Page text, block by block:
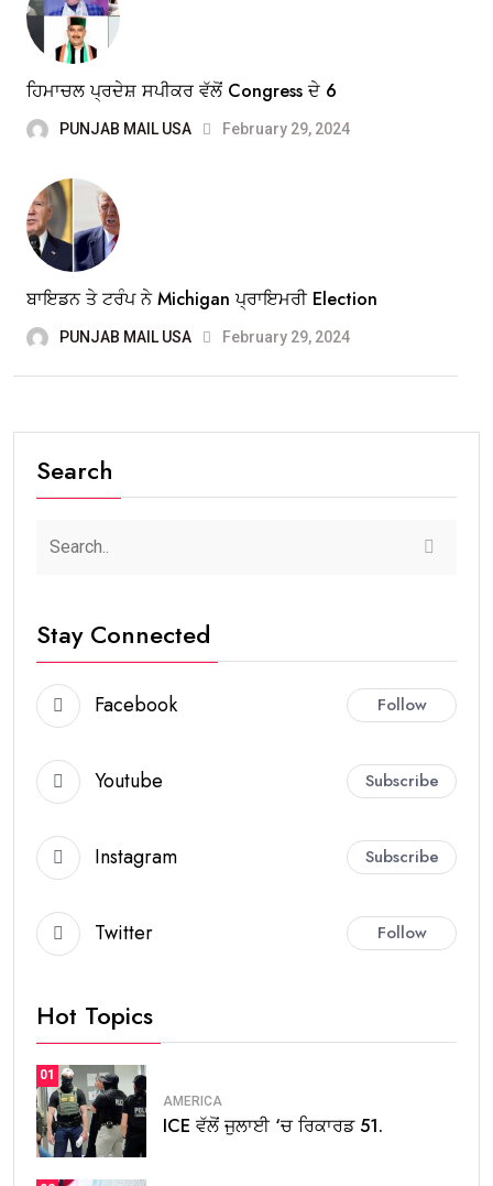
ਹਿਮਾਚਲ ਪ੍ਰਦੇਸ਼ ਸਪੀਕਰ ਵੱਲੋਂ Congress ਦੇ 6
PUNJAB MAIL USA February 29, 2024
ਬਾਇਡਨ ਤੇ ਟਰੰਪ ਨੇ Michigan ਪ੍ਰਾਇਮਰੀ Election
PUNJAB MAIL USA February 29, 2024
Search
Stay Connected
Facebook Follow
Youtube Subscribe
Instagram Subscribe
Twitter Follow
Hot Topics
01
AMERICA
ICE ਵੱਲੋਂ ਜੁਲਾਈ ‘ਚ ਰਿਕਾਰਡ 51.